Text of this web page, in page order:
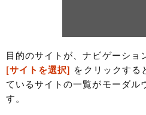
目的のサイトが、ナビゲーショ
[サイトを選択]
をクリックする
ているサイトの一覧がモーダル
す。